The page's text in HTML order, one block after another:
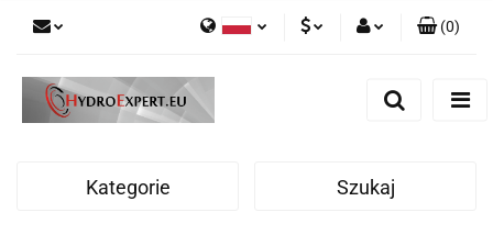
English
(0)
Kategorie Szukaj